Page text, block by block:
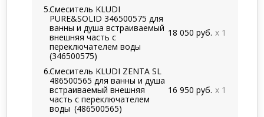
Смеситель KLUDI
PURE&SOLID 346500575 для
ванны и душа встраиваемый
внешняя часть с
переключателем воды
(346500575)
18 050 руб. x 1
Смеситель KLUDI ZENTA SL
486500565 для ванны и душа
встраиваемый внешняя
часть с переключателем
воды (486500565)
16 950 руб. x 1